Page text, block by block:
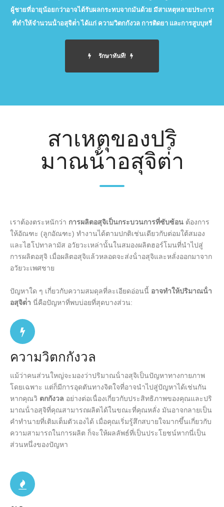
ผู้ชายที่อายุน้อยกว่าอาจได้รับผลกระทบจากมันด้วย มีสาเหตุหลายประการ
ที่ทําให้จํานวนน้ําอสุจิต่ํา ได้แก่ ความวิตกกังวล การติดยา และการสูบบุหรี่
รักษาทันที!
สาเหตุของปริ
มาณน้ําอสุจิต่ํา
เราต้องตระหนักว่า การผลิตอสุจิเป็นกระบวนการที่ซับซ้อน ต้องการ
ให้อัณฑะ (ลูกอัณฑะ) ทํางานได้ตามปกติเช่นเดียวกับต่อมใต้สมอง
และไฮโปทาลามัส อวัยวะเหล่านั้นในสมองผลิตฮอร์โมนที่นําไปสู่
การผลิตอสุจิ เมื่อผลิตอสุจิแล้วหลอดจะส่งน้ําอสุจิและหลั่งออกมาจาก
อวัยวะเพศชาย
ปัญหาใด ๆ เกี่ยวกับความสมดุลที่ละเอียดอ่อนนี้ อาจทําให้ปริมาณน้ํา
อสุจิต่ํา นี่คือปัญหาที่พบบ่อยที่สุดบางส่วน:
ความวิตกกังวล
แม้ว่าคนส่วนใหญ่จะมองว่าปริมาณน้ําอสุจิเป็นปัญหาทางกายภาพ
โดยเฉพาะ แต่ก็มีการอุดตันทางจิตใจที่อาจนําไปสู่ปัญหาได้เช่นกัน
หากคุณวิ ตกกังวล อย่างต่อเนื่องเกี่ยวกับประสิทธิภาพของคุณและปริ
มาณน้ําอสุจิที่คุณสามารถผลิตได้ในขณะที่คุณหลั่ง มันอาจกลายเป็น
คําทํานายที่เติมเต็มตัวเองได้ เมื่อคุณเริ่มรู้สึกสบายใจมากขึ้นเกี่ยวกับ
ความสามารถในการผลิต ก็จะให้ผลลัพธ์ที่เป็นประโยชน์หากนี่เป็น
ส่วนหนึ่งของปัญหา